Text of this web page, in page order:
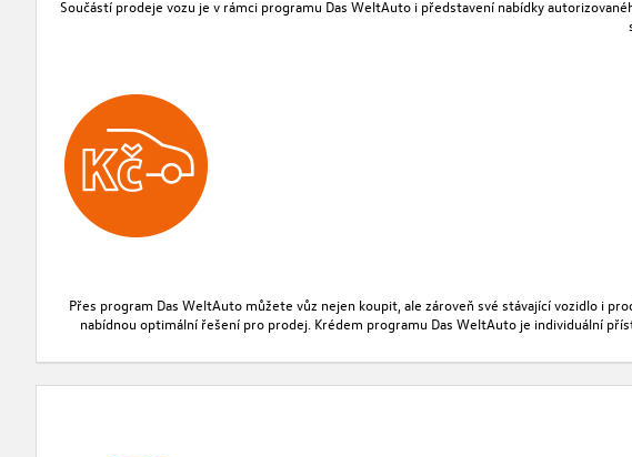
Součástí prodeje vozu je v rámci programu Das WeltAuto i představení nabídky
Přes program Das WeltAuto můžete vůz nejen koupit, ale zároveň své stávající vozidlo i
nabídnou optimální řešení pro prodej. Krédem programu Das WeltAuto je individuální